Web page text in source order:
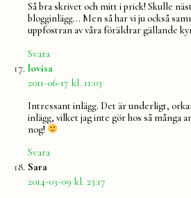
Så bra skrivet och mitt i prick! Skulle
blogginlägg… Men så har vi ju också
uppfostran av våra föräldrar gällande
Svara
lovisa
2011-06-17 kl. 11:03
Intressant inlägg. Det är underligt,
inlägg, vilket jag inte gör hos så många
nog!
Svara
Sara
2014-03-09 kl. 23:17